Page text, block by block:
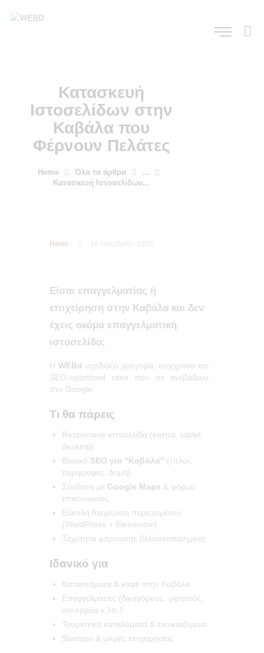
Κατασκευή
Ιστοσελίδων στην
Καβάλα που
Φέρνουν Πελάτες
Home Όλα τα άρθρα
...
Κατασκευή Ιστοσελίδων...
News 18 Νοεμβρίου 2025
Είσαι επαγγελματίας ή
επιχείρηση στην Καβάλα και δεν
έχεις ακόμα επαγγελματική
ιστοσελίδα;
Η WEBd σχεδιάζει γρήγορα, σύγχρονα και
SEO-optimized sites που σε ανεβάζουν
στο Google.
Τι θα πάρεις
Responsive ιστοσελίδα (κινητό, tablet,
desktop)
Βασικό SEO για “Καβάλα” (τίτλοι,
περιγραφές, δομή)
Σύνδεση με Google Maps & φόρμα
επικοινωνίας
Εύκολη διαχείριση περιεχομένου
(WordPress + Elementor)
Ταχύτητα φόρτωσης βελτιστοποιημένη
Ιδανικό για
Καταστήματα & καφέ στην Καβάλα
Επαγγελματίες (δικηγόρους, γιατρούς,
συνεργεία κ.λπ.)
Τουριστικά καταλύματα & ενοικιαζόμενα
Startups & μικρές επιχειρήσεις